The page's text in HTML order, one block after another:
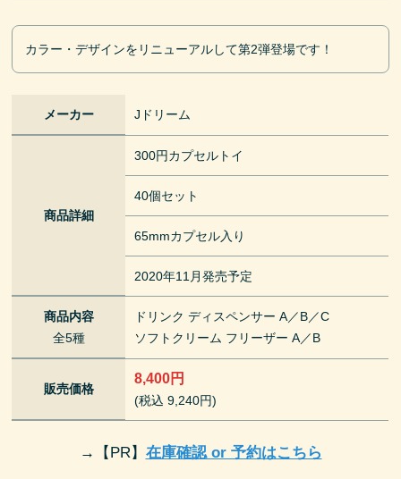
カラー・デザインをリニューアルして第2弾登場です！
メーカー Jドリーム
商品詳細
300円カプセルトイ
40個セット
65mmカプセル入り
2020年11月発売予定
商品内容
全5種
ドリンク ディスペンサー A／B／C
ソフトクリーム フリーザー A／B
販売価格
8,400円
(税込 9,240円)
→ 【PR】 在庫確認 or 予約はこちら